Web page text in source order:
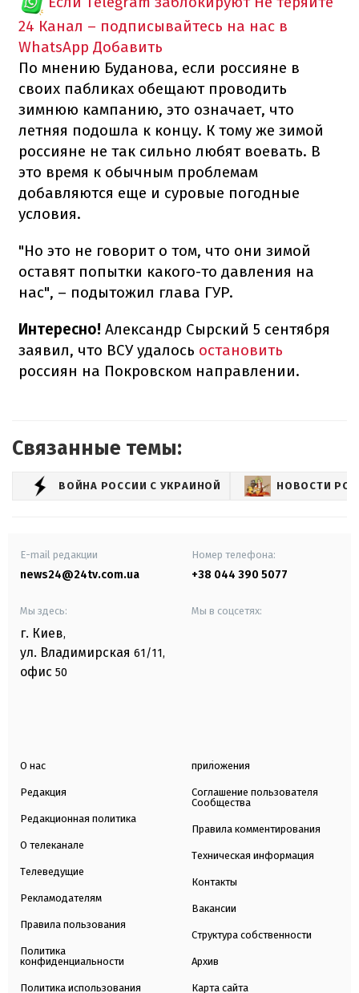
24 Канал – подписывайтесь на нас в
WhatsApp Добавить
По мнению Буданова, если россияне в
своих пабликах обещают проводить
зимнюю кампанию, это означает, что
летняя подошла к концу. К тому же зимой
россияне не так сильно любят воевать. В
это время к обычным проблемам
добавляются еще и суровые погодные
условия.
"Но это не говорит о том, что они зимой
оставят попытки какого-то давления на
нас", – подытожил глава ГУР.
Интересно! Александр Сырский 5 сентября
заявил, что ВСУ удалось остановить
россиян на Покровском направлении.
Связанные темы:
ВОЙНА РОССИИ С УКРАИНОЙ НОВОСТИ
E-mail редакции
news24@24tv.com.ua
Номер телефона:
+38 044 390 5077
Мы здесь:
г. Киев,
ул. Владимирская 61/11,
офис 50
Мы в соцсетях:
О нас
Редакция
Редакционная политика
О телеканале
Телеведущие
Рекламодателям
Правила пользования
Политика
конфиденциальности
Политика использования
приложения
Соглашение пользователя
Сообщества
Правила комментирования
Техническая информация
Контакты
Вакансии
Структура собственности
Архив
Карта сайта